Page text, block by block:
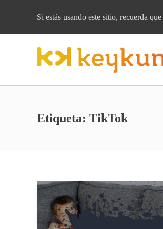
Si estás usando este sitio, recuerda que
Etiqueta: TikTok